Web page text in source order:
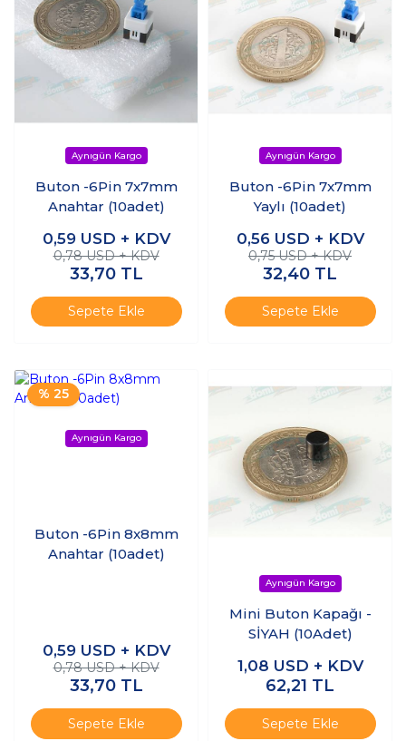
Buton -6Pin 7x7mm
Anahtar (10adet)
0,59 USD + KDV
0,78 USD + KDV
33,70 TL
Sepete Ekle
Buton -6Pin 7x7mm
Yaylı (10adet)
0,56 USD + KDV
0,75 USD + KDV
32,40 TL
Sepete Ekle
% 25
Buton -6Pin 8x8mm
Anahtar (10adet)
0,59 USD + KDV
0,78 USD + KDV
33,70 TL
Sepete Ekle
Mini Buton Kapağı -
SİYAH (10Adet)
1,08 USD + KDV
62,21 TL
Sepete Ekle